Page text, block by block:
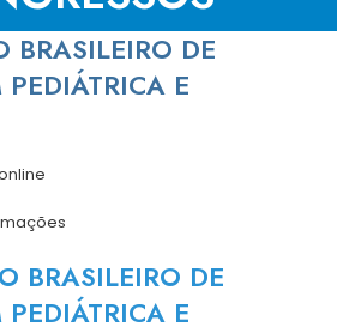
BRASILEIRO DE
E
BRASILEIRO DE
E